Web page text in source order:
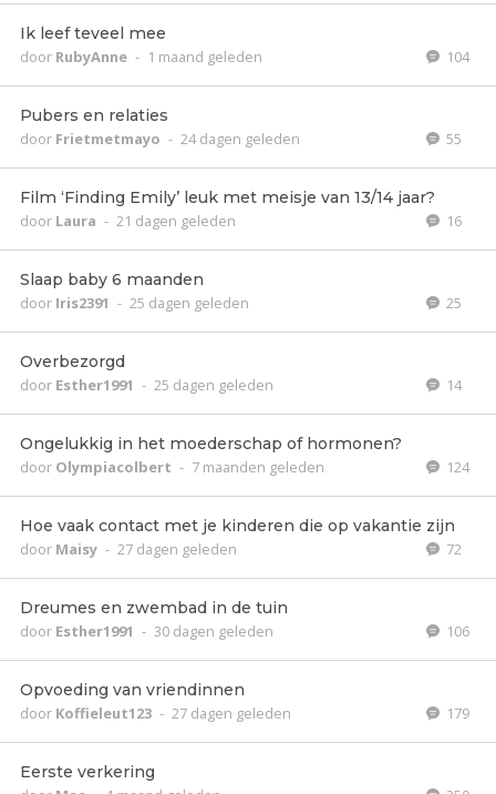
Ik leef teveel mee
door RubyAnne - 1 maand geleden 104
Pubers en relaties
door Frietmetmayo - 24 dagen geleden 55
Film ‘Finding Emily’ leuk met meisje van 13/14 jaar?
door Laura - 21 dagen geleden 16
Slaap baby 6 maanden
door Iris2391 - 25 dagen geleden 25
Overbezorgd
door Esther1991 - 25 dagen geleden 14
Ongelukkig in het moederschap of hormonen?
door Olympiacolbert - 7 maanden geleden 124
Hoe vaak contact met je kinderen die op vakantie zijn
door Maisy - 27 dagen geleden 72
Dreumes en zwembad in de tuin
door Esther1991 - 30 dagen geleden 106
Opvoeding van vriendinnen
door Koffieleut123 - 27 dagen geleden 179
Eerste verkering